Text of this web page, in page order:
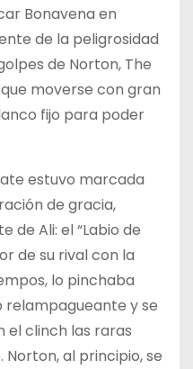
Bonavena en
de la peligrosidad
de Norton, The
moverse con gran
fijo para poder
estuvo marcada
de gracia,
de Ali: el “Labio de
de su rival con la
lo pinchaba
y se
el clinch las raras
al principio, se